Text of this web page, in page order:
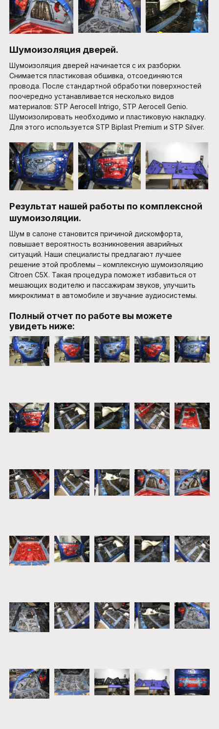
Шумоизоляция дверей.
Шумоизоляция дверей начинается с их разборки.
Снимается пластиковая обшивка, отсоединяются
провода. После стандартной обработки поверхностей
поочередно устанавливается несколько видов
материалов: STP Aerocell Intrigo, STP Aerocell Genio.
Шумоизолировать необходимо и пластиковую накладку.
Для этого используется STP Biplast Premium и STP Silver.
Результат нашей работы по комплексной
шумоизоляции.
Шум в салоне становится причиной дискомфорта,
повышает вероятность возникновения аварийных
ситуаций. Наши специалисты предлагают лучшее
решение этой проблемы ‒ комплексную шумоизоляцию
Citroen C5X. Такая процедура поможет избавиться от
мешающих водителю и пассажирам звуков, улучшить
микроклимат в автомобиле и звучание аудиосистемы.
Полный отчет по работе вы можете
увидеть ниже: